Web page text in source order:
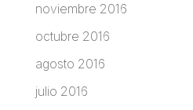
noviembre 2016
octubre 2016
agosto 2016
julio 2016